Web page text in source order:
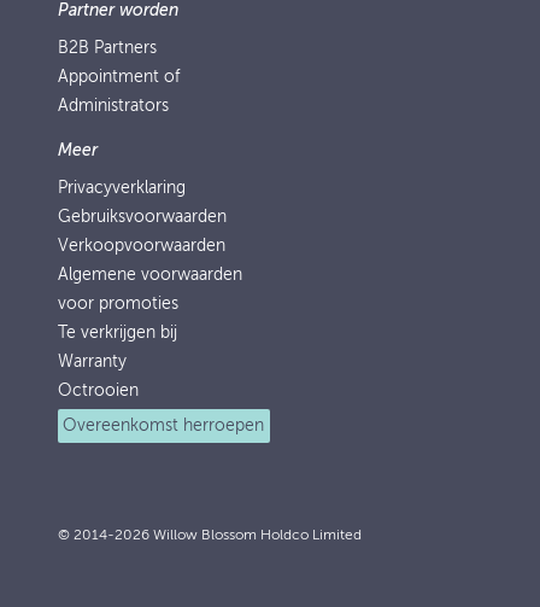
Partner worden
B2B Partners
Appointment of
Administrators
Meer
Privacyverklaring
Gebruiksvoorwaarden
Verkoopvoorwaarden
Algemene voorwaarden
voor promoties
Te verkrijgen bij
Warranty
Octrooien
Overeenkomst herroepen
© 2014-2026 Willow Blossom Holdco Limited